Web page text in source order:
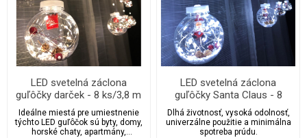
LED svetelná záclona
guľôčky darček - 8 ks/3,8 m
Ideálne miestá pre umiestnenie
týchto LED guľôčok sú byty, domy,
horské chaty, apartmány,
LED svetelná záclona
guľôčky Santa Claus - 8
ks/3,8 m
Dlhá životnosť, vysoká odolnosť,
univerzálne použitie a minimálna
spotreba prúdu.